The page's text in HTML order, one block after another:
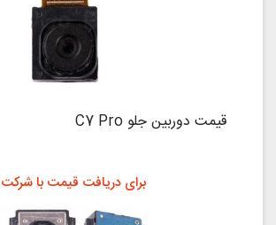
قیمت دوربین جلو C7 Pro
برای دریافت قیمت با